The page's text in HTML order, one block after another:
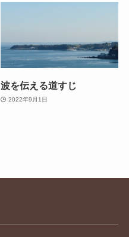
波を伝える道すじ
2022年9月1日